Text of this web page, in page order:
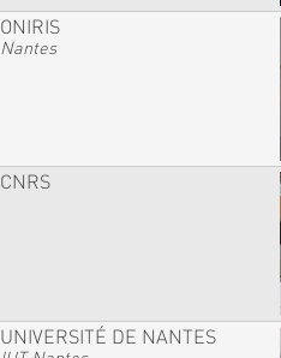
ONIRIS
Nantes
CNRS
UNIVERSITÉ DE NANTES